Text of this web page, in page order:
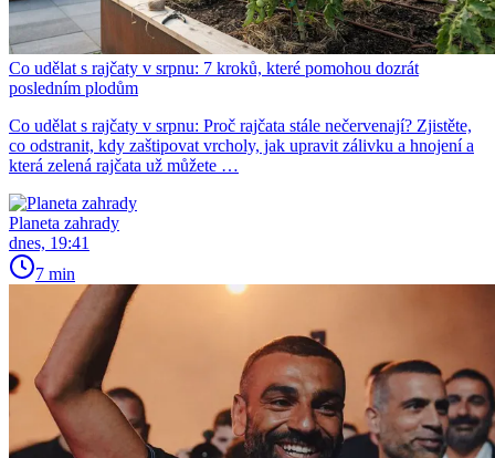
Co udělat s rajčaty v srpnu: 7 kroků, které pomohou dozrát
posledním plodům
Co udělat s rajčaty v srpnu: Proč rajčata stále nečervenají? Zjistěte,
co odstranit, kdy zaštipovat vrcholy, jak upravit zálivku a hnojení a
která zelená rajčata už můžete …
Planeta zahrady
dnes, 19:41
7 min